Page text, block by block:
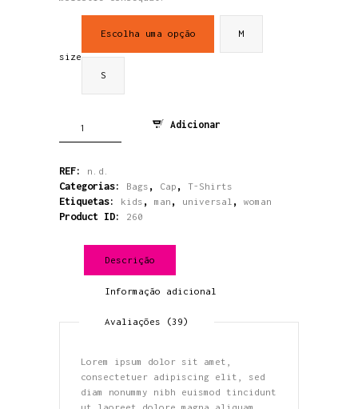
size
Escolha uma opção M
S
Layer
T-
Shirt
Adicionar
REF: n.d.
Categorias: Bags , Cap , T-Shirts
Etiquetas: kids , man , universal , woman
Product ID: 260
Descrição
Informação adicional
Avaliações (39)
Lorem ipsum dolor sit amet,
consectetuer adipiscing elit, sed
diam nonummy nibh euismod tincidunt
ut laoreet dolore magna aliquam